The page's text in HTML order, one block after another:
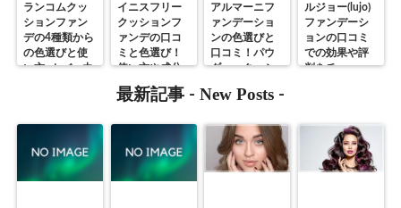
ランコムクッ
ションファン
デの4種類から
の色選びと使
い方♪カバー力
イニスフリー
クッションフ
ァンデの口コ
ミと色選び！
使い方や成分
もチェック
アルマーニフ
ァンデーショ
ンの色選びと
口コミ！パウ
ダー、クッシ
ルジョー(lujo)
ファンデーシ
ョンの口コミ
での効果や評
判をチェッ
最新記事 - New Posts -